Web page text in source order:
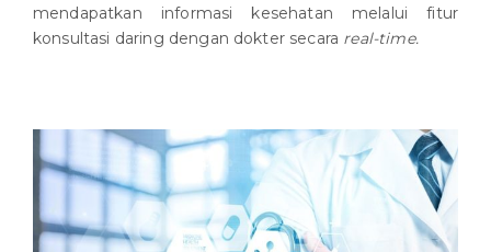
mendapatkan informasi kesehatan melalui fitur
konsultasi daring dengan dokter secara real-time.